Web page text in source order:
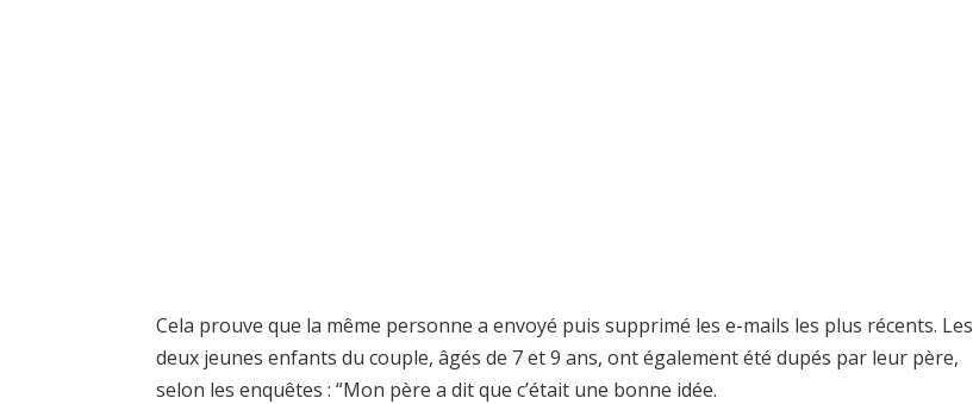
Cela prouve que la même personne a envoyé puis supprimé les e-mails les plus récents. Les
deux jeunes enfants du couple, âgés de 7 et 9 ans, ont également été dupés par leur père,
selon les enquêtes : “Mon père a dit que c’était une bonne idée.